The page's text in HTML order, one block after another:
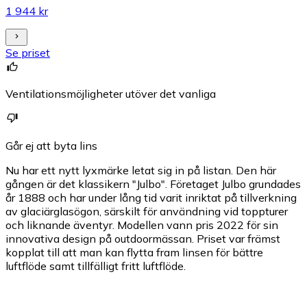
1 944 kr
Se priset
Ventilationsmöjligheter utöver det vanliga
Går ej att byta lins
Nu har ett nytt lyxmärke letat sig in på listan. Den här
gången är det klassikern "Julbo". Företaget Julbo grundades
år 1888 och har under lång tid varit inriktat på tillverkning
av glaciärglasögon, särskilt för användning vid toppturer
och liknande äventyr. Modellen vann pris 2022 för sin
innovativa design på outdoormässan. Priset var främst
kopplat till att man kan flytta fram linsen för bättre
luftflöde samt tillfälligt fritt luftflöde.